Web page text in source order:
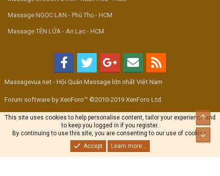
Massage NGỌC LAN - Phú Thọ - HCM
Massage TÊN LỬA - An Lạc - HCM
Massagevua.net - Hội Quán Massage lớn nhất Việt Nam
Forum software by XenForo™ ©2010-2019 XenForo Ltd.
This site uses cookies to help personalise content, tailor your experience and
to keep you logged in if you register.
By continuing to use this site, you are consenting to our use of cookies.
Accept
Learn more...
Top